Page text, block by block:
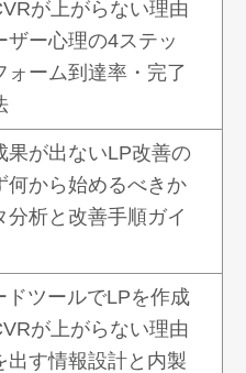
が上がらない理由
ザー心理の4ステッ
ォーム到達率・完了
果が出ないLP改善の
何から始めるべきか
分析と改善手順ガイ
ドツールでLPを作成
が上がらない理由
出す情報設計と内製